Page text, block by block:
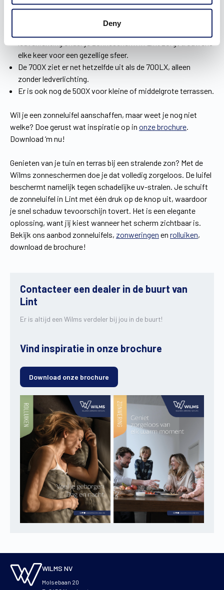
Deny
een traditionele afgeronde vorm. Een ideaal design dat
past bij zowel renovatie- als nieuwbouwwoningen in elke
stijl. Landelijk, rustiek, modern of strak. De ingebouwde
elke keer voor een gezellige sfeer.
De 700X ziet er net hetzelfde uit als de 700LX, alleen
zonder ledverlichting.
Er is ook nog de 500X voor kleine of middelgrote terrassen.
Wil je een zonneluifel aanschaffen, maar weet je nog niet
welke? Doe gerust wat inspiratie op in onze brochure.
Download ‘m nu!
Genieten van je tuin en terras bij een stralende zon? Met de
Wilms zonneschermen doe je dat volledig zorgeloos. De luifel
beschermt namelijk tegen schadelijke uv-stralen. Je schuift
de zonneluifel in Lint met één druk op de knop uit, waardoor
je snel schaduw tevoorschijn tovert. Het is een elegante
oplossing, want jij kiest wanneer het scherm zichtbaar is.
Bekijk ons aanbod zonneluifels, zonweringen en rolluiken,
download de brochure!
Contacteer een dealer in de buurt van
Lint
Er is altijd een Wilms verdeler bij jou in de buurt!
Vind inspiratie in onze brochure
Download onze brochure
WILMS NV
Molsebaan 20